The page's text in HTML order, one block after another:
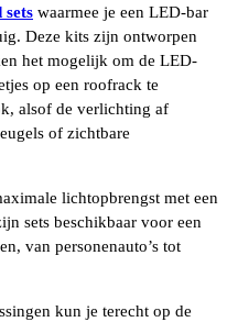
sets waarmee je een LED-bar
Deze kits zijn ontworpen
het mogelijk om de LED-
op een roofrack te
alsof de verlichting af
of zichtbare
lichtopbrengst met een
sets beschikbaar voor een
van personenauto’s tot
kun je terecht op de